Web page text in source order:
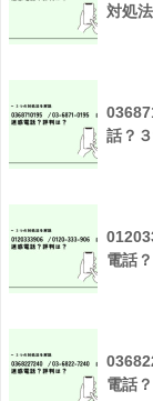
対処法
話？
電話
電話